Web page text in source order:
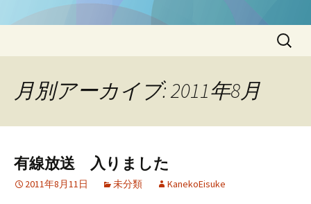
検
月別アーカイブ: 2011年8月
有線放送 入りました
2011年8月11日 未分類 KanekoEisuke